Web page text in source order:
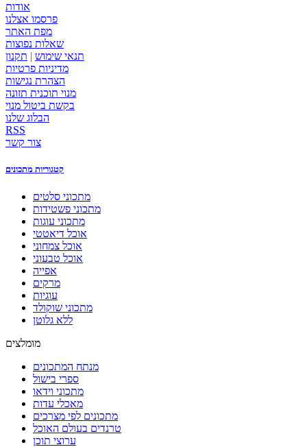
אודות
פרסמו אצלנו
מפת האתר
שאלות נפוצות
תנאי שימוש | תקנון
מדיניות פרטיות
הצהרת נגישות
מנוי תוכנית תזונה
בקשת ביטול מנוי
הבלוג שלנו
RSS
צור קשר
קטגוריות מתכונים
מתכוני סלטים
מתכוני פשטידות
מתכוני עוגות
אוכל דיאטטי
אוכל צמחוני
אוכל טבעוני
אפייה
מרקים
עוגיות
מתכוני שוקולד
ללא גלוטן
מומלצים
מנתח המתכונים
ספרי בישול
מתכוני וידאו
מאכלי עדות
מתכונים לפי מצרכים
טרנדים בעולם האוכל
ערוצי תוכן